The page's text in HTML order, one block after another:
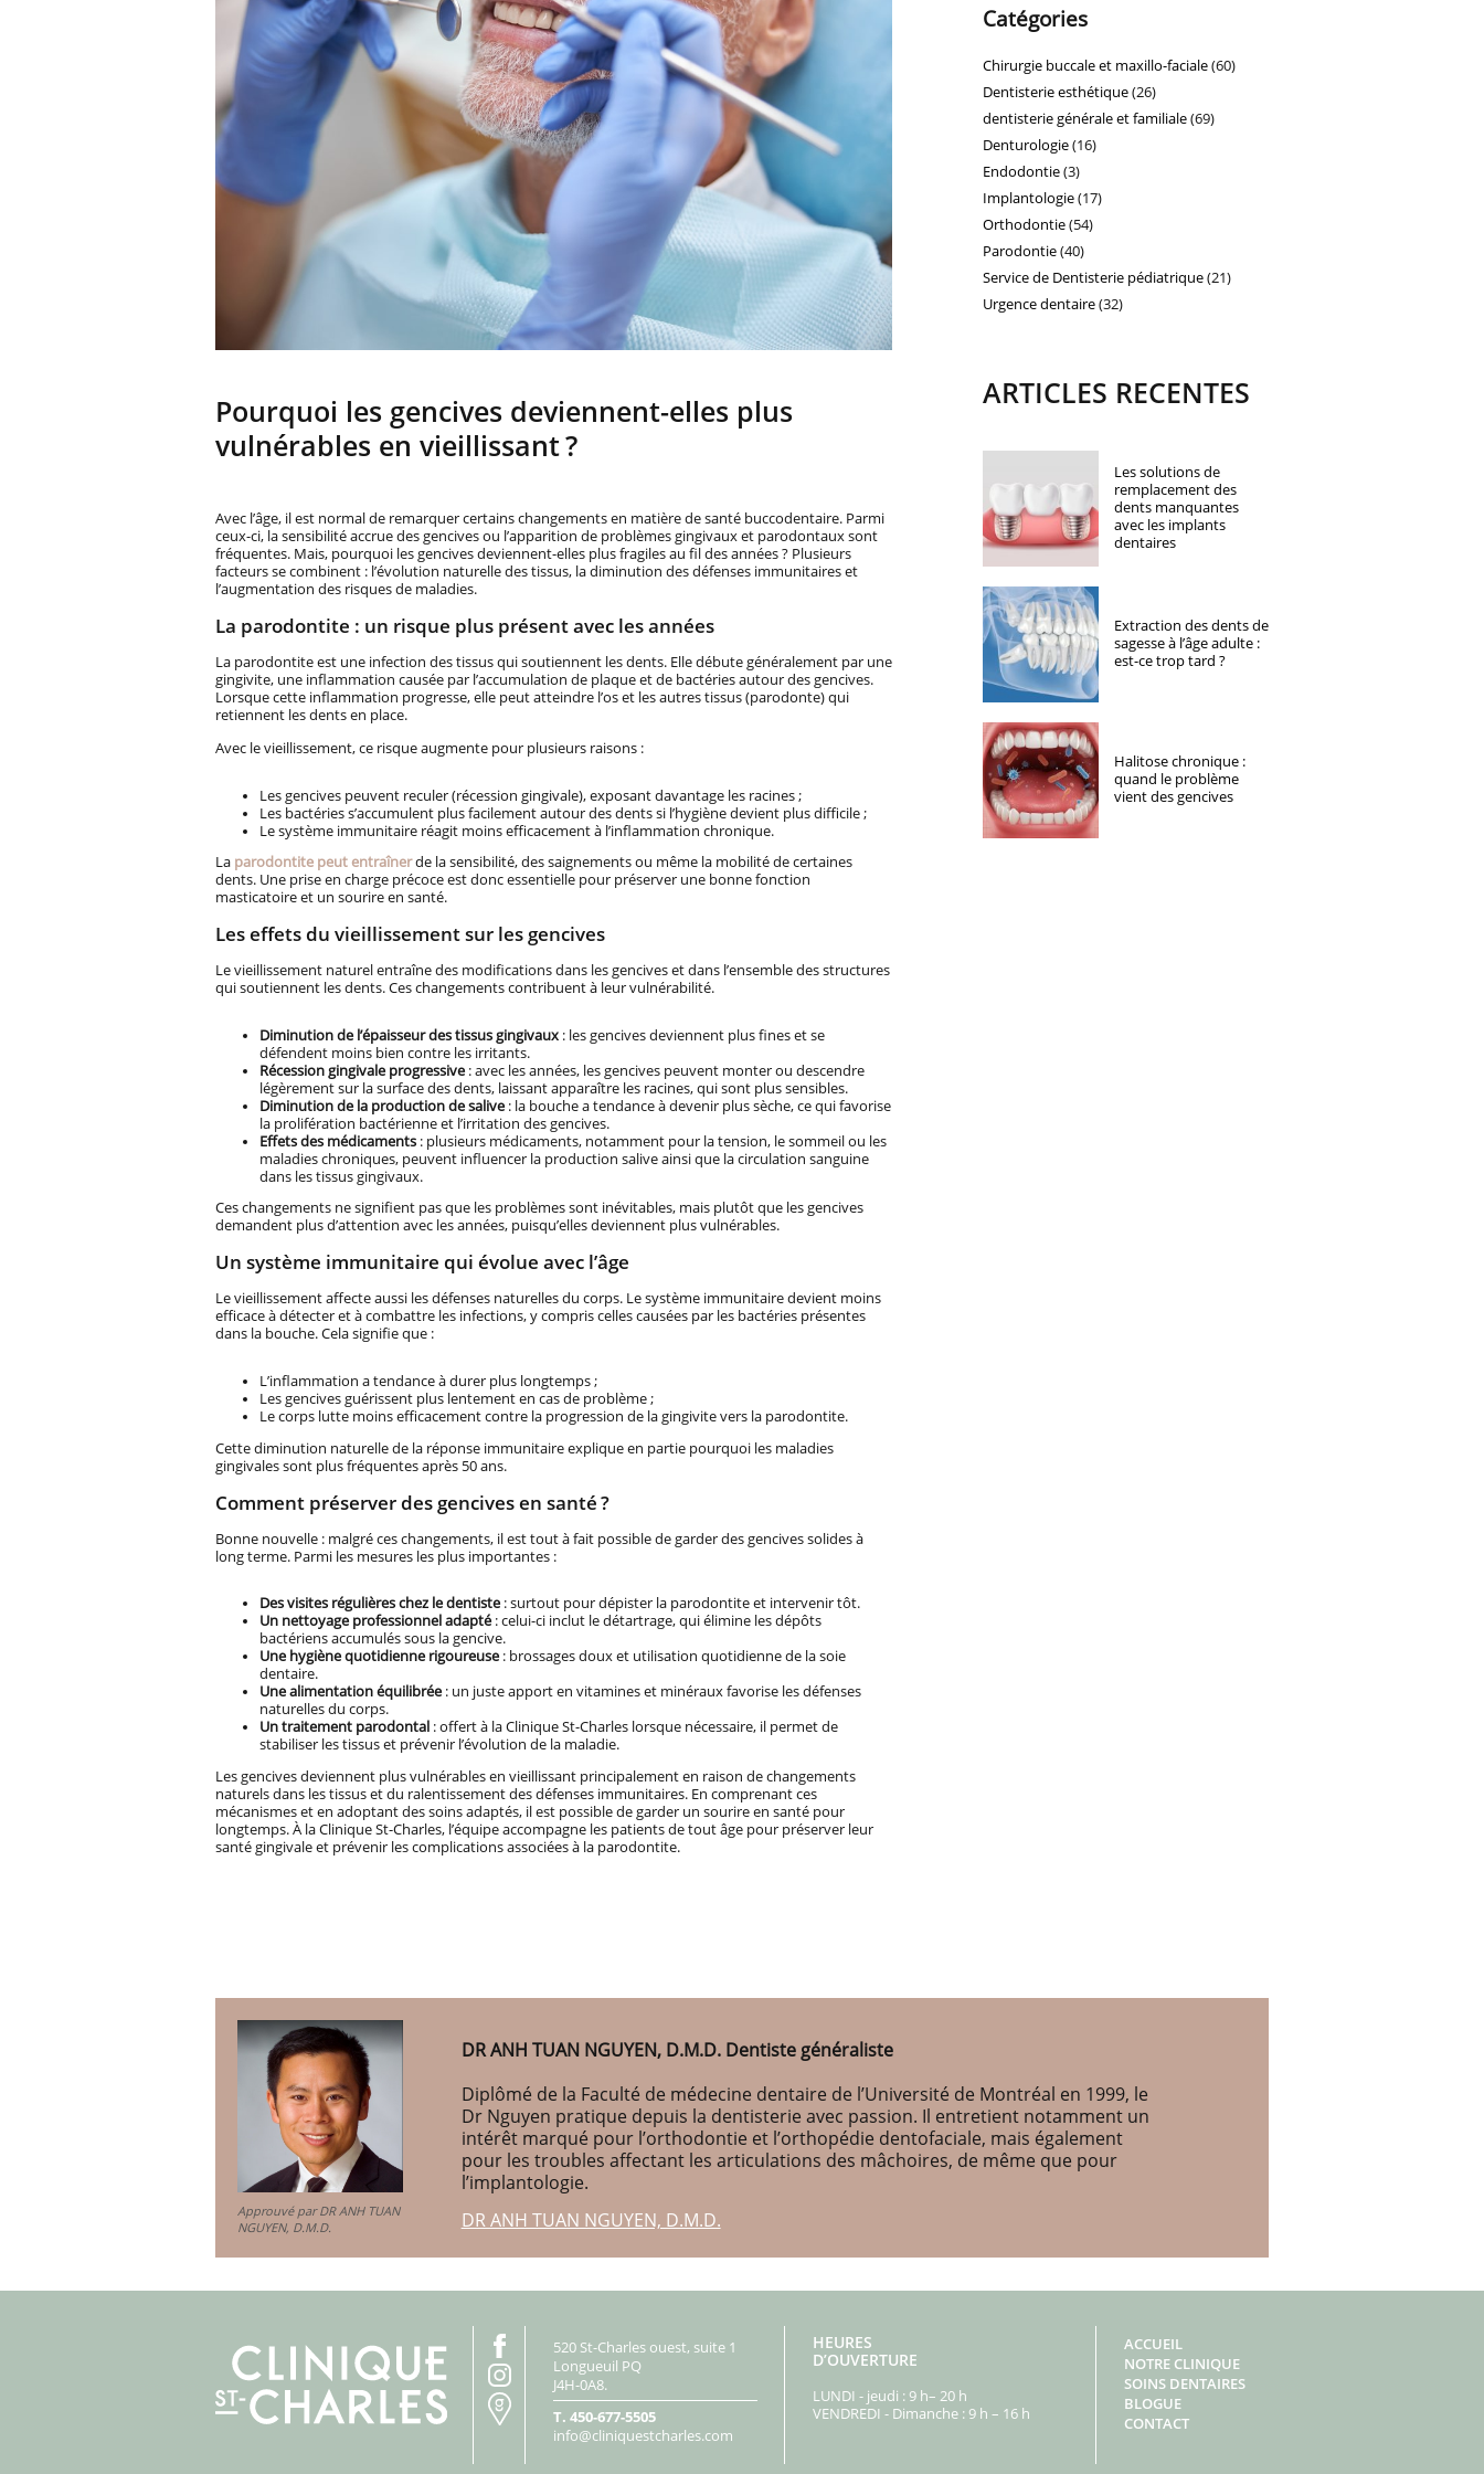
Pourquoi les gencives deviennent-elles plus
vulnérables en vieillissant ?
Avec l’âge, il est normal de remarquer certains changements en matière de santé buccodentaire. Parmi
ceux-ci, la sensibilité accrue des gencives ou l’apparition de problèmes gingivaux et parodontaux sont
fréquentes. Mais, pourquoi les gencives deviennent-elles plus fragiles au fil des années ? Plusieurs
facteurs se combinent : l’évolution naturelle des tissus, la diminution des défenses immunitaires et
l’augmentation des risques de maladies.
La parodontite : un risque plus présent avec les années
La parodontite est une infection des tissus qui soutiennent les dents. Elle débute généralement par une
gingivite, une inflammation causée par l’accumulation de plaque et de bactéries autour des gencives.
Lorsque cette inflammation progresse, elle peut atteindre l’os et les autres tissus (parodonte) qui
retiennent les dents en place.
Avec le vieillissement, ce risque augmente pour plusieurs raisons :
Les gencives peuvent reculer (récession gingivale), exposant davantage les racines ;
Les bactéries s’accumulent plus facilement autour des dents si l’hygiène devient plus difficile ;
Le système immunitaire réagit moins efficacement à l’inflammation chronique.
La parodontite peut entraînerde la sensibilité, des saignements ou même la mobilité de certaines
dents. Une prise en charge précoce est donc essentielle pour préserver une bonne fonction
masticatoire et un sourire en santé.
Les effets du vieillissement sur les gencives
Le vieillissement naturel entraîne des modifications dans les gencives et dans l’ensemble des structures
qui soutiennent les dents. Ces changements contribuent à leur vulnérabilité.
Diminution de l’épaisseur des tissus gingivaux: les gencives deviennent plus fines et se
défendent moins bien contre les irritants.
Récession gingivale progressive: avec les années, les gencives peuvent monter ou descendre
légèrement sur la surface des dents, laissant apparaître les racines, qui sont plus sensibles.
Diminution de la production de salive: la bouche a tendance à devenir plus sèche, ce qui favorise
la prolifération bactérienne et l’irritation des gencives.
Effets des médicaments: plusieurs médicaments, notamment pour la tension, le sommeil ou les
maladies chroniques, peuvent influencer la production salive ainsi que la circulation sanguine
dans les tissus gingivaux.
Ces changements ne signifient pas que les problèmes sont inévitables, mais plutôt que les gencives
demandent plus d’attention avec les années, puisqu’elles deviennent plus vulnérables.
Un système immunitaire qui évolue avec l’âge
Le vieillissement affecte aussi les défenses naturelles du corps. Le système immunitaire devient moins
efficace à détecter et à combattre les infections, y compris celles causées par les bactéries présentes
dans la bouche. Cela signifie que :
L’inflammation a tendance à durer plus longtemps ;
Les gencives guérissent plus lentement en cas de problème ;
Le corps lutte moins efficacement contre la progression de la gingivite vers la parodontite.
Cette diminution naturelle de la réponse immunitaire explique en partie pourquoi les maladies
gingivales sont plus fréquentes après 50 ans.
Comment préserver des gencives en santé ?
Bonne nouvelle : malgré ces changements, il est tout à fait possible de garder des gencives solides à
long terme. Parmi les mesures les plus importantes :
Des visites régulières chez le dentiste: surtout pour dépister la parodontite et intervenir tôt.
Un nettoyage professionnel adapté: celui-ci inclut le détartrage, qui élimine les dépôts
bactériens accumulés sous la gencive.
Une hygiène quotidienne rigoureuse: brossages doux et utilisation quotidienne de la soie
dentaire.
Une alimentation équilibrée : un juste apport en vitamines et minéraux favorise les défenses
naturelles du corps.
Un traitement parodontal: offert à la Clinique St-Charles lorsque nécessaire, il permet de
stabiliser les tissus et prévenir l’évolution de la maladie.
Les gencives deviennent plus vulnérables en vieillissant principalement en raison de changements
naturels dans les tissus et du ralentissement des défenses immunitaires. En comprenant ces
mécanismes et en adoptant des soins adaptés, il est possible de garder un sourire en santé pour
longtemps. À la Clinique St-Charles, l’équipe accompagne les patients de tout âge pour préserver leur
santé gingivale et prévenir les complications associées à la parodontite.
Catégories
Chirurgie buccale et maxillo-faciale(60)
Dentisterie esthétique(26)
dentisterie générale et familiale(69)
Denturologie(16)
Endodontie(3)
Implantologie(17)
Orthodontie(54)
Parodontie(40)
Service de Dentisterie pédiatrique(21)
Urgence dentaire(32)
ARTICLES RECENTES
Les solutions de
remplacement des
dents manquantes
avec les implants
dentaires
Extraction des dents de
sagesse à l’âge adulte :
est-ce trop tard ?
Halitose chronique :
quand le problème
vient des gencives
Approuvé par DR ANH TUAN
NGUYEN, D.M.D.
DR ANH TUAN NGUYEN, D.M.D. Dentiste généraliste
Diplômé de la Faculté de médecine dentaire de l’Université de Montréal en 1999, le
Dr Nguyen pratique depuis la dentisterie avec passion. Il entretient notamment un
intérêt marqué pour l’orthodontie et l’orthopédie dentofaciale, mais également
pour les troubles affectant les articulations des mâchoires, de même que pour
l’implantologie.
DR ANH TUAN NGUYEN, D.M.D.
520 St-Charles ouest, suite 1
Longueuil PQ
J4H-0A8.
T. 450-677-5505
info@cliniquestcharles.com
HEURES
D’OUVERTURE
LUNDI - jeudi : 9 h– 20 h
VENDREDI - Dimanche : 9 h – 16 h
ACCUEIL
NOTRE CLINIQUE
SOINS DENTAIRES
BLOGUE
CONTACT